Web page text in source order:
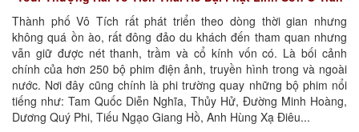
Thành phố Vô Tích rất phát triển theo dòng thời gian nhưng
không quá ồn ào, rất đông đảo du khách đến tham quan nhưng
vẫn giữ được nét thanh, trầm và cổ kính vốn có. Là bối cảnh
chính của hơn 250 bộ phim điện ảnh, truyền hình trong và ngoài
nước. Nơi đây cũng chính là phi trường quay những bộ phim nổi
tiếng như: Tam Quốc Diễn Nghĩa, Thủy Hử, Đường Minh Hoàng,
Dương Quý Phi, Tiếu Ngạo Giang Hồ, Anh Hùng Xạ Điêu...